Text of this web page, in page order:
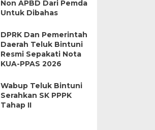
Non APBD Dari Pemda
Untuk Dibahas
DPRK Dan Pemerintah
Daerah Teluk Bintuni
Resmi Sepakati Nota
KUA-PPAS 2026
Wabup Teluk Bintuni
Serahkan SK PPPK
Tahap II